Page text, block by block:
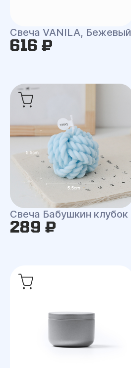
Свеча VANILA, Бежевый
616 ₽
Свеча Бабушкин клубок
289 ₽